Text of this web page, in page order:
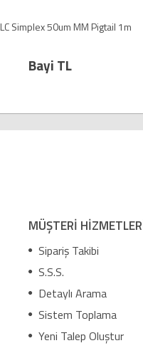
LC Simplex 50um MM Pigtail 1m
Bayi TL
MÜŞTERİ
Sipariş Takibi
S.S.S.
Detaylı Arama
Sistem Toplama
Yeni Talep Oluştur